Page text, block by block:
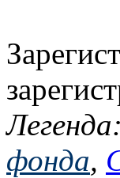
Легенда:
фонда,